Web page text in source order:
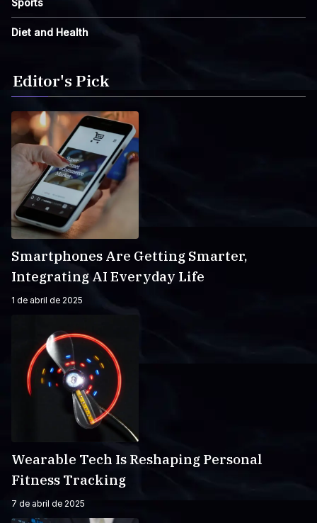
Sports
Diet and Health
Editor's Pick
Smartphones Are Getting Smarter,
Integrating AI Everyday Life
1 de abril de 2025
Wearable Tech Is Reshaping Personal
Fitness Tracking
7 de abril de 2025